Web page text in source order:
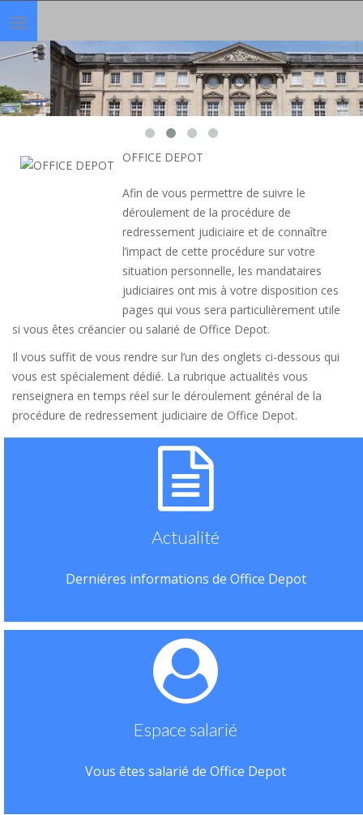
Toggle
navigation
OFFICE DEPOT
Afin de vous permettre de suivre le
déroulement de la procédure de
redressement judiciaire et de connaître
l’impact de cette procédure sur votre
situation personnelle, les mandataires
judiciaires ont mis à votre disposition ces
pages qui vous sera particulièrement utile
si vous êtes créancier ou salarié de Office Depot.
Il vous suffit de vous rendre sur l’un des onglets ci-dessous qui
vous est spécialement dédié. La rubrique actualités vous
renseignera en temps réel sur le déroulement général de la
procédure de redressement judiciaire de Office Depot.
Actualité
Derniéres informations de Office Depot
Espace salarié
Vous êtes salarié de Office Depot